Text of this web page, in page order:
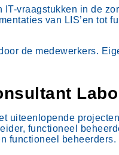
vraagstukken in de
van LIS’en
de medewerkers.
uiteenlopende
functioneel
functioneel beheerders.